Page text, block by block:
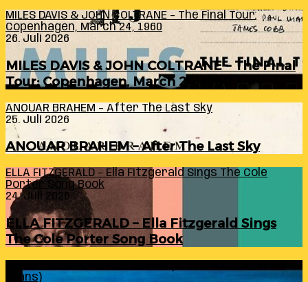
MILES DAVIS & JOHN COLTRANE – The Final Tour:
Copenhagen, March 24, 1960
26. Juli 2026
MILES DAVIS & JOHN COLTRANE – The Final
Tour: Copenhagen, March 24, 1960
ANOUAR BRAHEM – After The Last Sky
25. Juli 2026
ANOUAR BRAHEM – After The Last Sky
ELLA FITZGERALD – Ella Fitzgerald Sings The Cole
Porter Song Book
24. Juli 2026
ELLA FITZGERALD – Ella Fitzgerald Sings
The Cole Porter Song Book
Evans)